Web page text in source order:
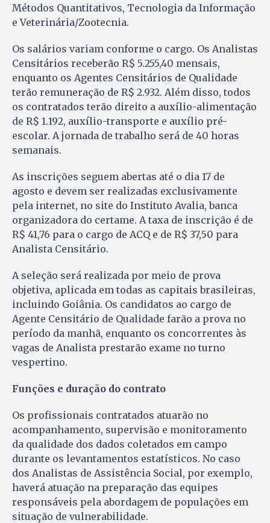
Métodos Quantitativos, Tecnologia da Informação
e Veterinária/Zootecnia.
Os salários variam conforme o cargo. Os Analistas
Censitários receberão R$ 5.255,40 mensais,
enquanto os Agentes Censitários de Qualidade
terão remuneração de R$ 2.932. Além disso, todos
os contratados terão direito a auxílio-alimentação
de R$ 1.192, auxílio-transporte e auxílio pré-
escolar. A jornada de trabalho será de 40 horas
semanais.
As inscrições seguem abertas até o dia 17 de
agosto e devem ser realizadas exclusivamente
pela internet, no site do Instituto Avalia, banca
organizadora do certame. A taxa de inscrição é de
R$ 41,76 para o cargo de ACQ e de R$ 37,50 para
Analista Censitário.
A seleção será realizada por meio de prova
objetiva, aplicada em todas as capitais brasileiras,
incluindo Goiânia. Os candidatos ao cargo de
Agente Censitário de Qualidade farão a prova no
período da manhã, enquanto os concorrentes às
vagas de Analista prestarão exame no turno
vespertino.
Funções e duração do contrato
Os profissionais contratados atuarão no
acompanhamento, supervisão e monitoramento
da qualidade dos dados coletados em campo
durante os levantamentos estatísticos. No caso
dos Analistas de Assistência Social, por exemplo,
haverá atuação na preparação das equipes
responsáveis pela abordagem de populações em
situação de vulnerabilidade.